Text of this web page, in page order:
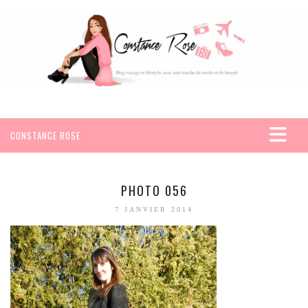
CONSTANCE ROSE
EGYPTE
SEYCHELLES
AMÉRIQUE
MEXIQUE
PHOTO 056
7 JANVIER 2014